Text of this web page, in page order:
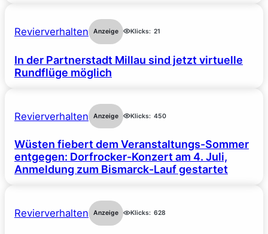
Revierverhalten Anzeige Klicks: 21
In der Partnerstadt Millau sind jetzt virtuelle
Rundflüge möglich
Revierverhalten Anzeige Klicks: 450
Wüsten fiebert dem Veranstaltungs-Sommer
entgegen: Dorfrocker-Konzert am 4. Juli,
Anmeldung zum Bismarck-Lauf gestartet
Revierverhalten Anzeige Klicks: 628